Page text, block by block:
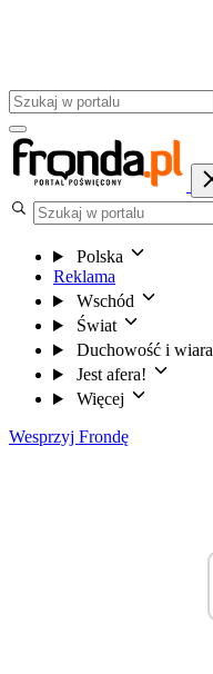
Polska
Reklama
Wschód
Świat
Duchowość i wiara
Jest afera!
Więcej
Wesprzyj Frondę